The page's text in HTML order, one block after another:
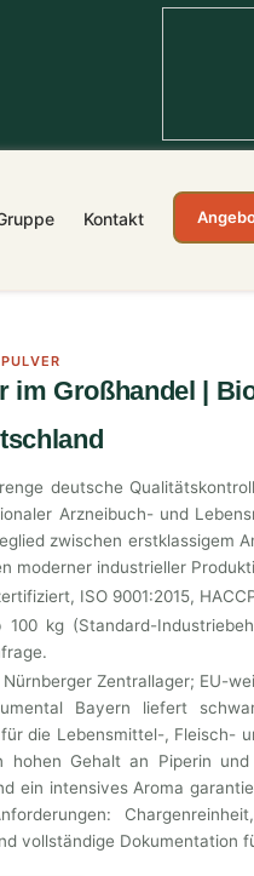
Kontakt
im Großhandel |
deutsche
Arzneibuch- und
zwischen erstklassigem
moderner industrieller
ISO 9001:2015,
100 kg (Standard-
Zentrallager; EU-
Bayern liefert
die Lebensmittel-, Fleisch-
hohen Gehalt an Piperin
ein intensives Aroma
vollständige Dokumentation